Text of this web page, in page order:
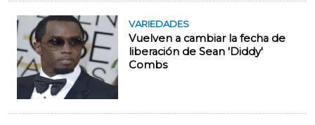
VARIEDADES
Vuelven a cambiar la fecha de
liberación de Sean 'Diddy'
Combs